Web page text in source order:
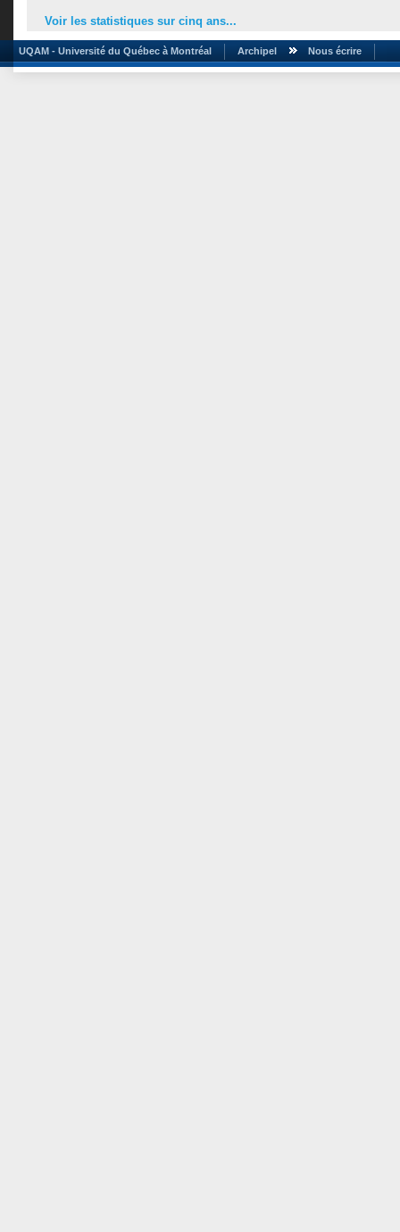
Voir les statistiques sur cinq ans...
UQAM - Université du Québec à Montréal Archipel Nous écrire